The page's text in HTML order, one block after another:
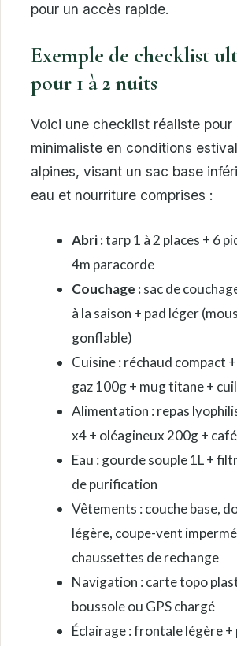
pour un accès rapide.
Exemple de checklist
pour 1 à 2 nuits
Voici une checklist réaliste pour
minimaliste en conditions
alpines, visant un sac base
eau et nourriture comprises :
Abri :tarp 1 à 2 places + 6
4m paracorde
Couchage :sac de
à la saison + pad léger
gonflable)
Cuisine : réchaud compact
gaz 100g + mug titane +
Alimentation : repas
x4 + oléagineux 200g +
Eau : gourde souple 1L +
de purification
Vêtements : couche base,
légère, coupe-vent
chaussettes de rechange
Navigation : carte topo
boussole ou GPS chargé
Éclairage : frontale légère +